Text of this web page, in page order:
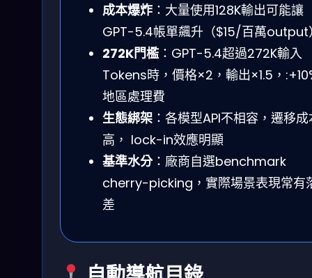
成本爆炸 ：大量使用128K輸出可能讓
GPT-5.4帳單飆升（$15/百萬output
272K門檻 ：GPT-5.4超過272K輸入
Tokens時，價格×2，輸出×1.5，
地區處理費
生態綁架 ：各模型API不相容，遷移
高， lock-in效應明顯
基準水分：廠商自選benchmark
cherry-picking，實際場景表現常有
差